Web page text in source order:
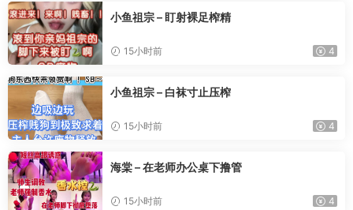
小鱼祖宗 – 盯射裸足榨精
15小时前 4
小鱼祖宗 – 白袜寸止压榨
15小时前 4
海棠 – 在老师办公桌下撸管
15小时前 4